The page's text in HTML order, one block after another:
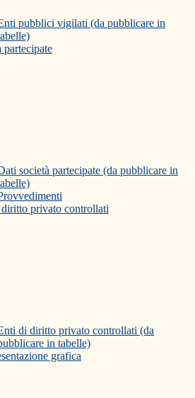
pubblici vigilati (da pubblicare in
partecipate
società partecipate (da pubblicare in
privato controllati
di diritto privato controllati (da
in tabelle)
grafica